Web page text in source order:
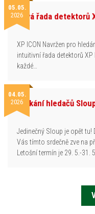
05.05.
2026Nová řada detektorů
XP ICON Navržen pro
intuitivní řada detektorů XP
každé…
04.05.
2026Setkání hledačů
Jedinečný Sloup je opět tu!
Vás tímto srdečně zve na
Letošní termín je 29. 5.-31.